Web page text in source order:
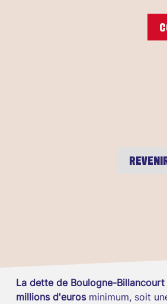
La dette de Boulogne-
millions d'euros minimum, soit